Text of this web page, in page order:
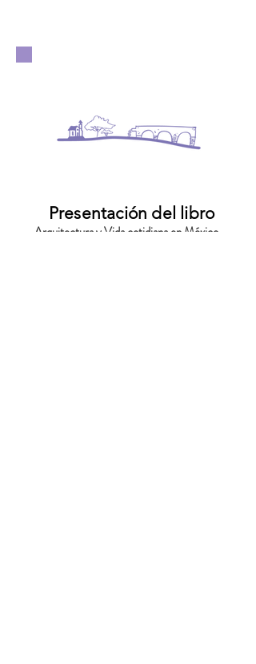
Presentación del libro
Arquitectura y Vida cotidiana en México.